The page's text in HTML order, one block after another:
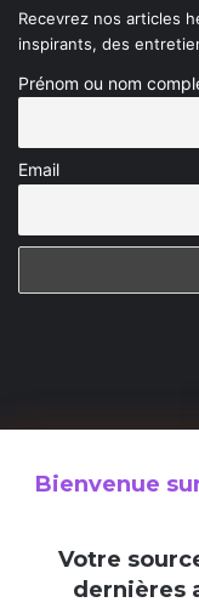
Recevrez nos articles
inspirants, des
Prénom ou nom
Email
The Africa Business
Bienvenue
Votre
dernières